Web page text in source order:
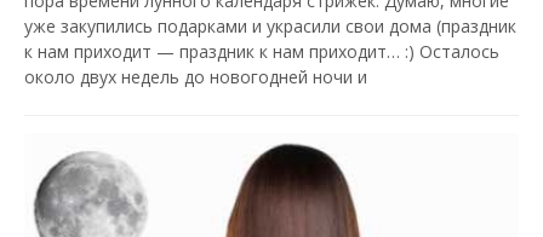
уже закупились подарками и украсили свои дома (праздник
к нам приходит — праздник к нам приходит… :) Осталось
около двух недель до новогодней ночи и